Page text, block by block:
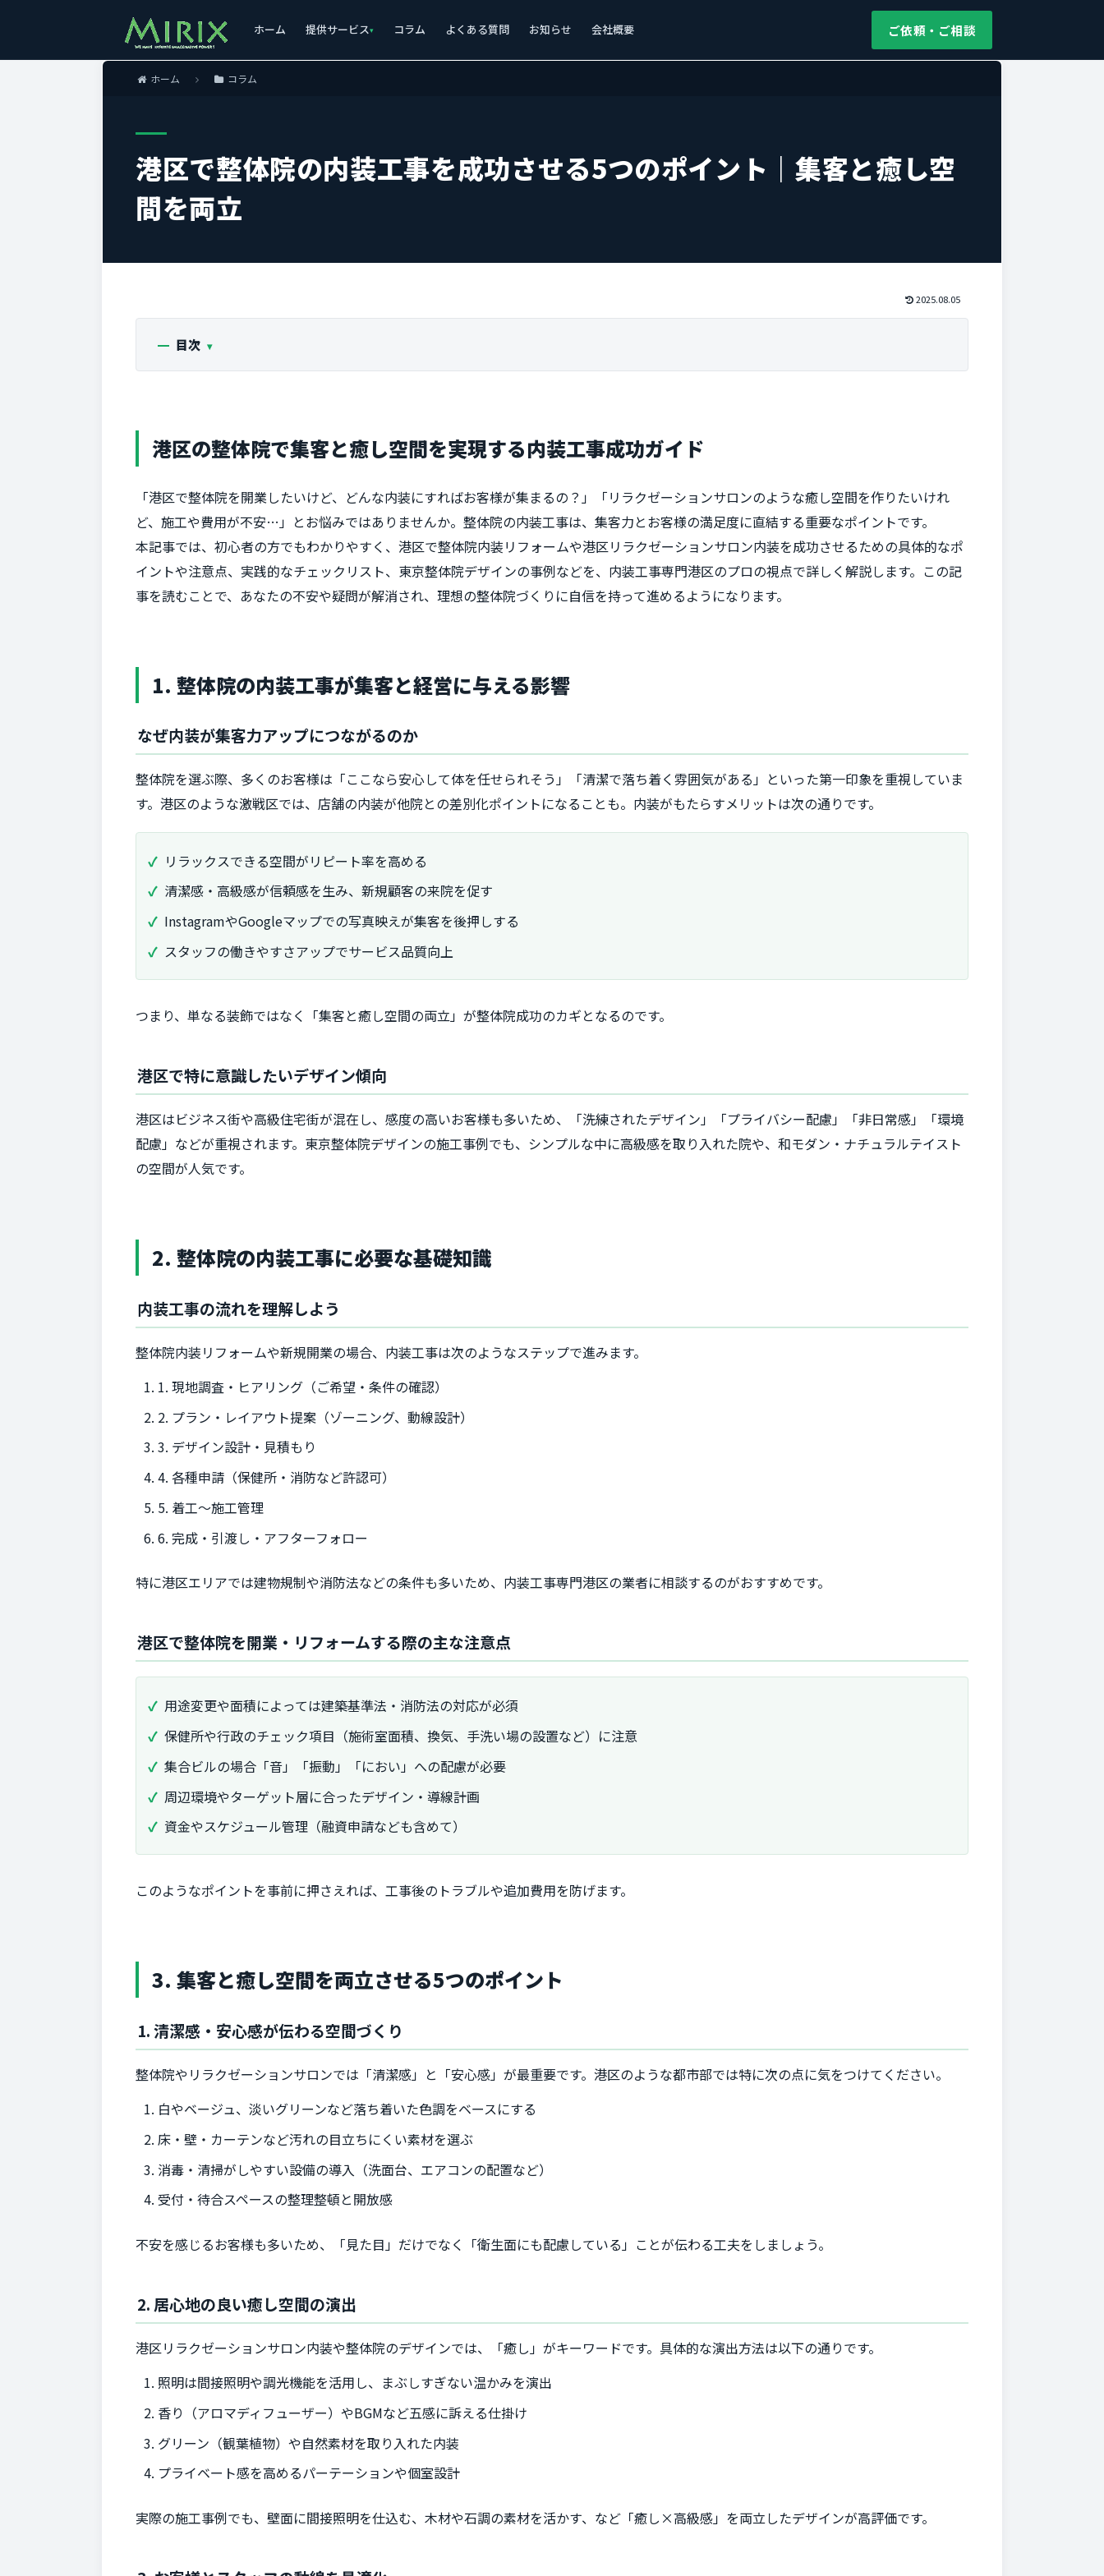
ご依頼・ご相談
ホーム 提供サービス コラム よくある質問 お知らせ 会社概要
ホーム コラム
港区で整体院の内装工事を成功させる5つのポイント｜集客と癒し空
間を両立
2025.08.05
目次
港区の整体院で集客と癒し空間を実現する内装工事成功ガイド
「港区で整体院を開業したいけど、どんな内装にすればお客様が集まるの？」「リラクゼーションサロンのような癒し空間を作りたいけれ
ど、施工や費用が不安…」とお悩みではありませんか。整体院の内装工事は、集客力とお客様の満足度に直結する重要なポイントです。
本記事では、初心者の方でもわかりやすく、港区で整体院内装リフォームや港区リラクゼーションサロン内装を成功させるための具体的なポ
イントや注意点、実践的なチェックリスト、東京整体院デザインの事例などを、内装工事専門港区のプロの視点で詳しく解説します。この記
事を読むことで、あなたの不安や疑問が解消され、理想の整体院づくりに自信を持って進めるようになります。
1. 整体院の内装工事が集客と経営に与える影響
なぜ内装が集客力アップにつながるのか
整体院を選ぶ際、多くのお客様は「ここなら安心して体を任せられそう」「清潔で落ち着く雰囲気がある」といった第一印象を重視していま
す。港区のような激戦区では、店舗の内装が他院との差別化ポイントになることも。内装がもたらすメリットは次の通りです。
リラックスできる空間がリピート率を高める
清潔感・高級感が信頼感を生み、新規顧客の来院を促す
InstagramやGoogleマップでの写真映えが集客を後押しする
スタッフの働きやすさアップでサービス品質向上
つまり、単なる装飾ではなく「集客と癒し空間の両立」が整体院成功のカギとなるのです。
港区で特に意識したいデザイン傾向
港区はビジネス街や高級住宅街が混在し、感度の高いお客様も多いため、「洗練されたデザイン」「プライバシー配慮」「非日常感」「環境
配慮」などが重視されます。東京整体院デザインの施工事例でも、シンプルな中に高級感を取り入れた院や、和モダン・ナチュラルテイスト
の空間が人気です。
2. 整体院の内装工事に必要な基礎知識
内装工事の流れを理解しよう
整体院内装リフォームや新規開業の場合、内装工事は次のようなステップで進みます。
1. 現地調査・ヒアリング（ご希望・条件の確認）
2. プラン・レイアウト提案（ゾーニング、動線設計）
3. デザイン設計・見積もり
4. 各種申請（保健所・消防など許認可）
5. 着工～施工管理
6. 完成・引渡し・アフターフォロー
特に港区エリアでは建物規制や消防法などの条件も多いため、内装工事専門港区の業者に相談するのがおすすめです。
港区で整体院を開業・リフォームする際の主な注意点
用途変更や面積によっては建築基準法・消防法の対応が必須
保健所や行政のチェック項目（施術室面積、換気、手洗い場の設置など）に注意
集合ビルの場合「音」「振動」「におい」への配慮が必要
周辺環境やターゲット層に合ったデザイン・導線計画
資金やスケジュール管理（融資申請なども含めて）
このようなポイントを事前に押さえれば、工事後のトラブルや追加費用を防げます。
3. 集客と癒し空間を両立させる5つのポイント
1. 清潔感・安心感が伝わる空間づくり
整体院やリラクゼーションサロンでは「清潔感」と「安心感」が最重要です。港区のような都市部では特に次の点に気をつけてください。
白やベージュ、淡いグリーンなど落ち着いた色調をベースにする
床・壁・カーテンなど汚れの目立ちにくい素材を選ぶ
消毒・清掃がしやすい設備の導入（洗面台、エアコンの配置など）
受付・待合スペースの整理整頓と開放感
不安を感じるお客様も多いため、「見た目」だけでなく「衛生面にも配慮している」ことが伝わる工夫をしましょう。
2. 居心地の良い癒し空間の演出
港区リラクゼーションサロン内装や整体院のデザインでは、「癒し」がキーワードです。具体的な演出方法は以下の通りです。
照明は間接照明や調光機能を活用し、まぶしすぎない温かみを演出
香り（アロマディフューザー）やBGMなど五感に訴える仕掛け
グリーン（観葉植物）や自然素材を取り入れた内装
プライベート感を高めるパーテーションや個室設計
実際の施工事例でも、壁面に間接照明を仕込む、木材や石調の素材を活かす、など「癒し×高級感」を両立したデザインが高評価です。